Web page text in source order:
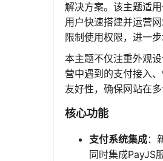
解决方案。该主题适
用户快速搭建并运营
限制使用权限，进一
本主题不仅注重外观
营中遇到的支付接入
友好性，确保网站在
核心功能
支付系统集成：
同时集成PayJS